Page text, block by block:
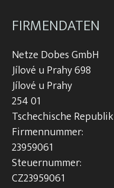
FIRMENDATEN
Netze Dobes GmbH
Jílové u Prahy 698
Jílové u Prahy
254 01
Tschechische Republik
Firmennummer:
23959061
Steuernummer:
CZ23959061